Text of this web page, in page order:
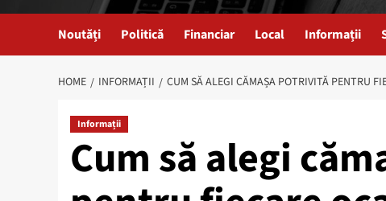
Noutăți Politică Financiar Local Informații
HOME INFORMAȚII CUM SĂ ALEGI CĂMAȘA POTRIVITĂ PENTRU
Informații
Cum să alegi